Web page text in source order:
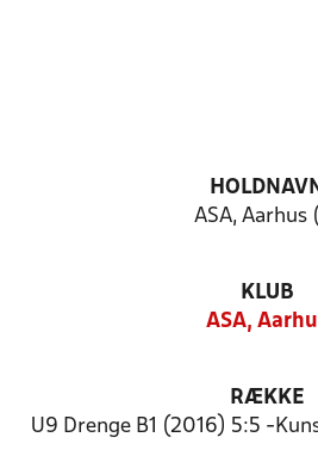
HOLDNAVN
ASA, Aarhus
KLUB
ASA,
RÆKKE
U9 Drenge B1 (2016) 5:5 -